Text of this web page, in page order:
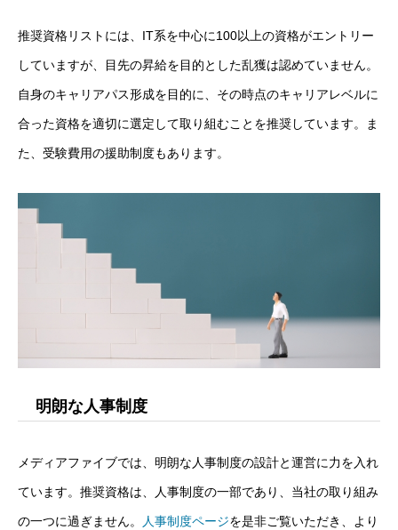
推奨資格リストには、IT系を中心に100以上の資格がエントリー
していますが、目先の昇給を目的とした乱獲は認めていません。
自身のキャリアパス形成を目的に、その時点のキャリアレベルに
合った資格を適切に選定して取り組むことを推奨しています。ま
た、受験費用の援助制度もあります。
明朗な人事制度
メディアファイブでは、明朗な人事制度の設計と運営に力を入れ
ています。推奨資格は、人事制度の一部であり、当社の取り組み
の一つに過ぎません。 人事制度ページを是非ご覧いただき、より